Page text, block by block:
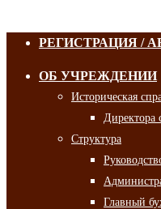
РЕГИСТРАЦИЯ /
ОБ УЧРЕЖДЕНИИ
Историческая
Директора
Структура
Главный